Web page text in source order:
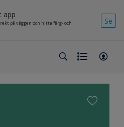
app
på väggen och hitta färg- och
Se